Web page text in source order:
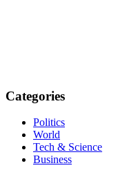
Categories
Politics
World
Tech & Science
Business